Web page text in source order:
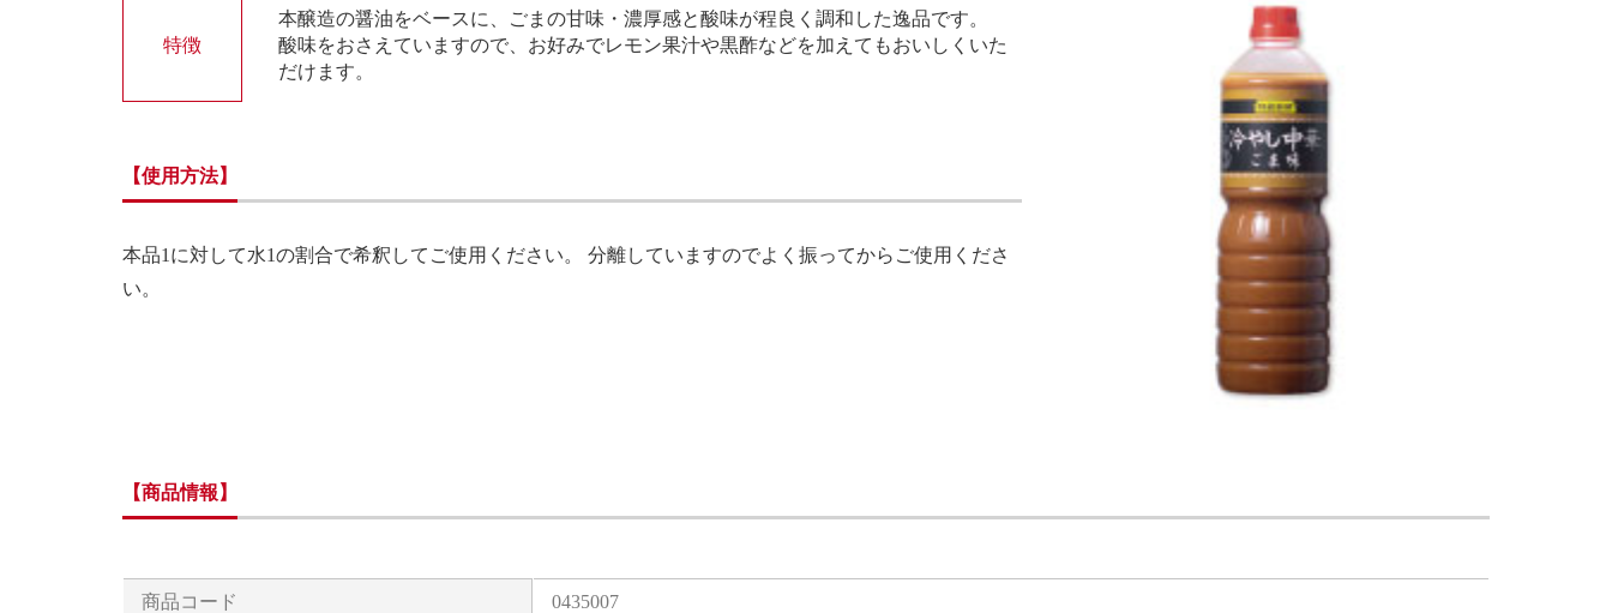
特徴
本醸造の醤油をベースに、ごまの甘味・濃厚感と酸味が程良く調和した逸品です。
酸味をおさえていますので、お好みでレモン果汁や黒酢などを加えてもおいしくいた
だけます。
【使用方法】
本品1に対して水1の割合で希釈してご使用ください。 分離していますのでよく振ってからご使用くださ
い。
【商品情報】
商品コード 0435007